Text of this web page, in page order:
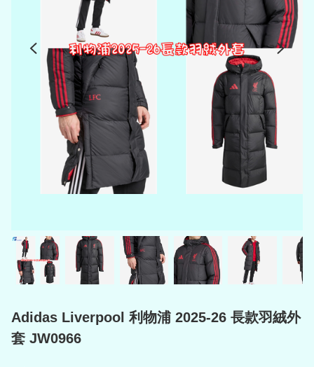
Adidas Liverpool 利物浦 2025-26 長款羽絨外
套 JW0966